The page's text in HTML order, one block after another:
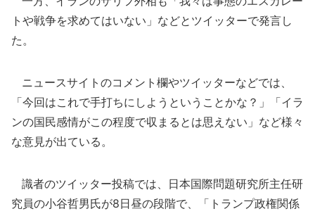
トや戦争を求めてはいない」などとツイッターで発言し
た。
ニュースサイトのコメント欄やツイッターなどでは、
「今回はこれで手打ちにしようということかな？」「イラ
ンの国民感情がこの程度で収まるとは思えない」など様々
な意見が出ている。
識者のツイッター投稿では、日本国際問題研究所主任研
究員の小谷哲男氏が8日昼の段階で、「トランプ政権関係